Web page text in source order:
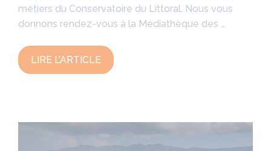
métiers du Conservatoire du Littoral. Nous vous
donnons rendez-vous à la Médiathèque des …
LIRE L’ARTICLE